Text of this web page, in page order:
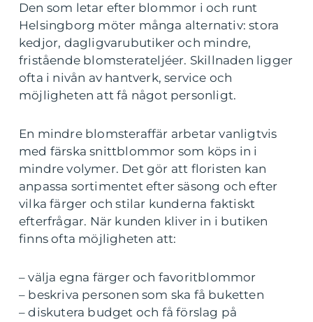
Den som letar efter blommor i och runt
Helsingborg möter många alternativ: stora
kedjor, dagligvarubutiker och mindre,
fristående blomsterateljéer. Skillnaden ligger
ofta i nivån av hantverk, service och
möjligheten att få något personligt.
En mindre blomsteraffär arbetar vanligtvis
med färska snittblommor som köps in i
mindre volymer. Det gör att floristen kan
anpassa sortimentet efter säsong och efter
vilka färger och stilar kunderna faktiskt
efterfrågar. När kunden kliver in i butiken
finns ofta möjligheten att:
– välja egna färger och favoritblommor
– beskriva personen som ska få buketten
– diskutera budget och få förslag på